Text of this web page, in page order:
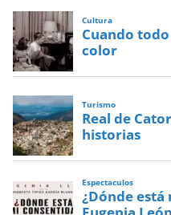
Cultura
Cuando
color
Turismo
Real de
historias
Espectaculos
¿Dónde está